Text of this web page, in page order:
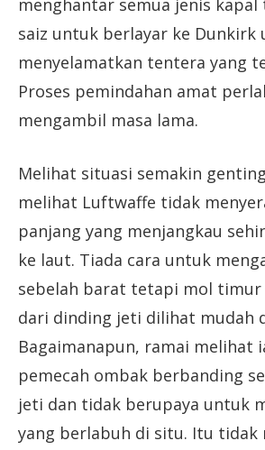
saiz untuk berlayar ke Dunkirk
menyelamatkan tentera yang
Proses pemindahan amat
mengambil masa lama.
Melihat situasi semakin
melihat Luftwaffe tidak
panjang yang menjangkau
ke laut. Tiada cara untuk
sebelah barat tetapi mol timur
dari dinding jeti dilihat mudah
Bagaimanapun, ramai melihat
pemecah ombak berbanding
jeti dan tidak berupaya untuk
yang berlabuh di situ. Itu tidak